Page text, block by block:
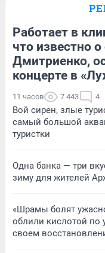
Работает в
что известно
Дмитриенко,
концерте в
11 часов 7 443 4
Вой сирен, злые
самый большой
туристки
Одна банка — три
зиму для жителей
«Шрамы болят
облили кислотой по
своем